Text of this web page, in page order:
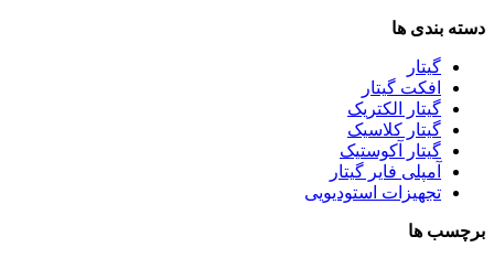
دسته بندی ها
گیتار
افکت گیتار
گیتار الکتریک
گیتار کلاسیک
گیتار آکوستیک
آمپلی فایر گیتار
تجهیزات استودیویی
برچسب ها